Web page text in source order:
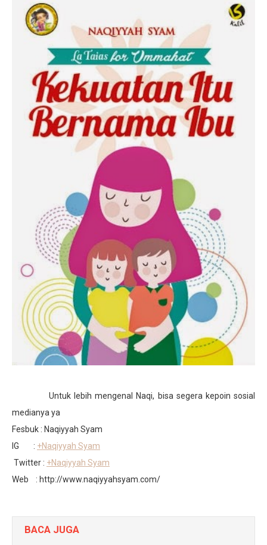
Untuk lebih mengenal Naqi, bisa segera kepoin sosial
medianya ya
Fesbuk : Naqiyyah Syam
IG : +Naqiyyah Syam
Twitter : +Naqiyyah Syam
Web : http://www.naqiyyahsyam.com/
BACA JUGA